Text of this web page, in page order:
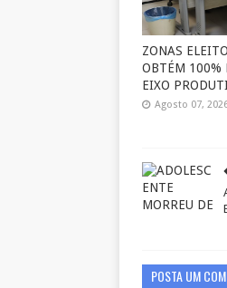
ZONAS
OBTÉM 100%
EIXO
Agosto 07,
POSTA UM